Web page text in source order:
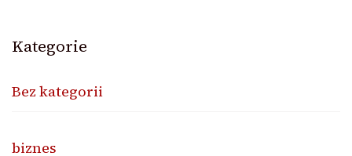
Kategorie
Bez kategorii
biznes